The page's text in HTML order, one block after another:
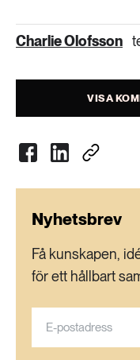
Charlie Olofsson
VISA
Nyhetsbrev
Få kunskapen,
för ett hållbart